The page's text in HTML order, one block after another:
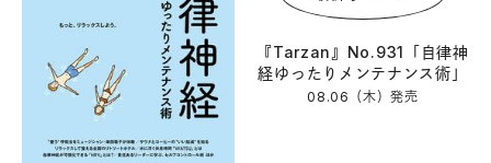
『Tarzan』No.931「自律神
経ゆったりメンテナンス術」
08.06（木）発売